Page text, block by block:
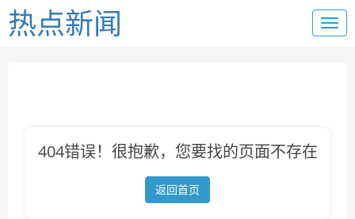
热点新闻
404错误！很抱歉，您要找的页面不存在
返回首页